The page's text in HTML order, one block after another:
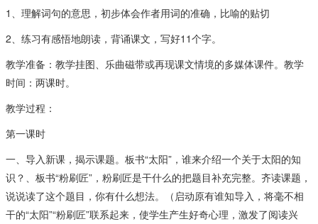
1、理解词句的意思，初步体会作者用词的准确，比喻的贴切
2、练习有感悟地朗读，背诵课文，写好11个字。
教学准备：教学挂图、乐曲磁带或再现课文情境的多媒体课件。教学
时间：两课时。
教学过程：
第一课时
一、导入新课，揭示课题。板书“太阳”，谁来介绍一个关于太阳的知
识？、板书“粉刷匠”，粉刷匠是干什么的把题目补充完整。齐读课题，
说说读了这个题目，你有什么想法。（启动原有谁知导入，将毫不相
干的“太阳”“粉刷匠”联系起来，使学生产生好奇心理，激发了阅读兴